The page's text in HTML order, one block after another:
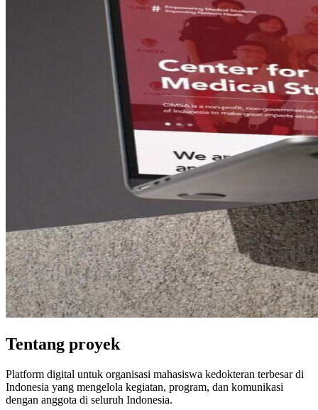
Tentang proyek
Platform digital untuk organisasi mahasiswa kedokteran terbesar di
Indonesia yang mengelola kegiatan, program, dan komunikasi
dengan anggota di seluruh Indonesia.